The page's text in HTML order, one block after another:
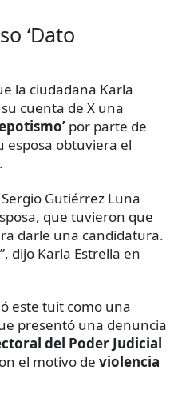
‘Dato
la ciudadana Karla
cuenta de X una
por parte de
esposa obtuviera el
Gutiérrez Luna
que tuvieron que
darle una candidatura.
dijo Karla Estrella en
este tuit como una
presentó una denuncia
del Poder Judicial
el motivo de violencia